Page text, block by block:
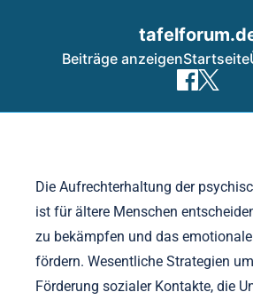
Beiträge anzeigenStartseite
Die Aufrechterhaltung der
ist für ältere Menschen
zu bekämpfen und das
fördern. Wesentliche Strategien
Förderung sozialer Kontakte, die